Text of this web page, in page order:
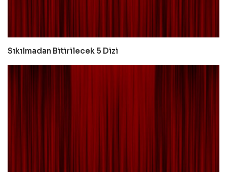
Sıkılmadan Bitirilecek 5 Dizi